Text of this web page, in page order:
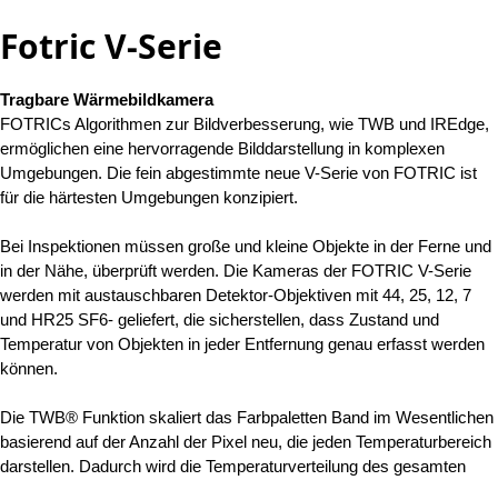
Fotric V-Serie
Tragbare Wärmebildkamera
FOTRICs Algorithmen zur Bildverbesserung, wie TWB und IREdge,
ermöglichen eine hervorragende Bilddarstellung in komplexen
Umgebungen. Die fein abgestimmte neue V-Serie von FOTRIC ist
für die härtesten Umgebungen konzipiert.
Bei Inspektionen müssen große und kleine Objekte in der Ferne und
in der Nähe, überprüft werden. Die Kameras der FOTRIC V-Serie
werden mit austauschbaren Detektor-Objektiven mit 44, 25, 12, 7
und HR25 SF6- geliefert, die sicherstellen, dass Zustand und
Temperatur von Objekten in jeder Entfernung genau erfasst werden
können.
Die TWB® Funktion skaliert das Farbpaletten Band im Wesentlichen
basierend auf der Anzahl der Pixel neu, die jeden Temperaturbereich
darstellen. Dadurch wird die Temperaturverteilung des gesamten